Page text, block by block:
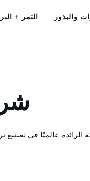
والبذور التمر +